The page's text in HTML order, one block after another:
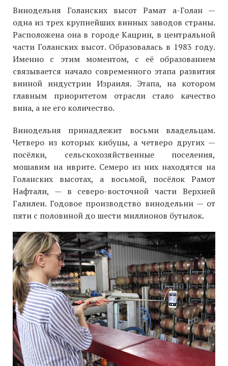
Винодельня Голанских высот Рамат а-Голан —
одна из трех крупнейших винных заводов страны.
Расположена она в городе Кацрин, в центральной
части Голанских высот. Образовалась в 1983 году.
Именно с этим моментом, с её образованием
связывается начало современного этапа развития
винной индустрии Израиля. Этапа, на котором
главным приоритетом отрасли стало качество
вина, а не его количество.
Винодельня принадлежит восьми владельцам.
Четверо из которых кибуцы, а четверо других —
посёлки, сельскохозяйственные поселения,
мошавим на иврите. Семеро из них находятся на
Голанских высотах, а восьмой, посёлок Рамот
Нафтали, — в северо-восточной части Верхней
Галилеи. Годовое производство винодельни — от
пяти с половиной до шести миллионов бутылок.